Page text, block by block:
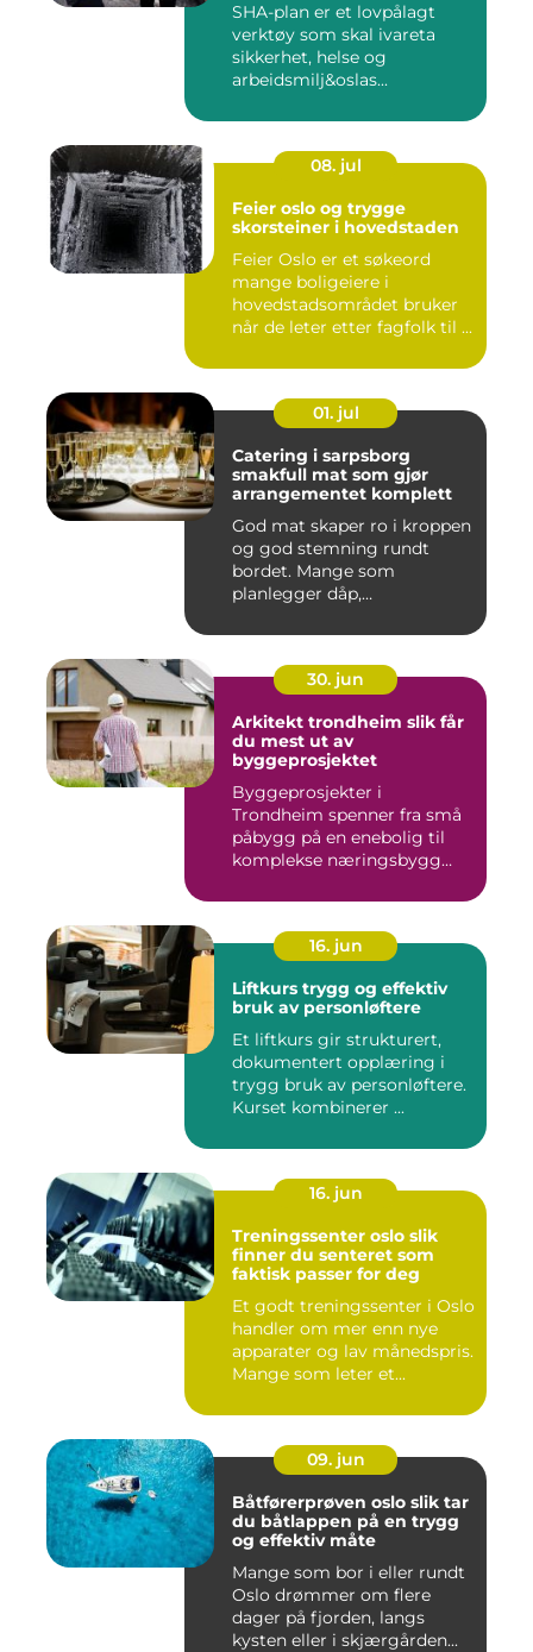
SHA-plan er et lovpålagt
verktøy som skal ivareta
sikkerhet, helse og
arbeidsmilj&oslas...
08. jul
Feier oslo og trygge
skorsteiner i hovedstaden
Feier Oslo er et søkeord
mange boligeiere i
hovedstadsområdet bruker
når de leter etter fagfolk til ...
01. jul
Catering i sarpsborg
smakfull mat som gjør
arrangementet komplett
God mat skaper ro i kroppen
og god stemning rundt
bordet. Mange som
planlegger dåp,
30. jun
Arkitekt trondheim slik får
du mest ut av
byggeprosjektet
Byggeprosjekter i
Trondheim spenner fra små
påbygg på en enebolig til
komplekse næringsbygg
16. jun
Liftkurs trygg og effektiv
bruk av personløftere
Et liftkurs gir strukturert,
dokumentert opplæring i
trygg bruk av personløftere.
Kurset kombinerer ...
16. jun
Treningssenter oslo slik
finner du senteret som
faktisk passer for deg
Et godt treningssenter i Oslo
handler om mer enn nye
apparater og lav månedspris.
Mange som leter et...
09. jun
Båtførerprøven oslo slik tar
du båtlappen på en trygg
og effektiv måte
Mange som bor i eller rundt
Oslo drømmer om flere
dager på fjorden, langs
kysten eller i skjærgården...